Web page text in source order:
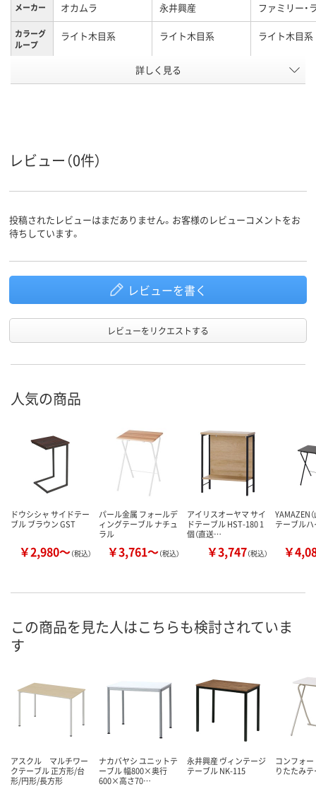
メーカー オカムラ 永井興産 ファミリー・
カラーグ
ループ
ライト木目系 ライト木目系 ライト木目系
11.3kg
詳しく見る
レビュー（0件）
投稿されたレビューはまだありません。お客様のレビューコメントをお
待ちしています。
レビューを書く
レビューをリクエストする
人気の商品
ドウシシャ サイドテー
ブル ブラウン GST
￥2,980～（税込）
パール金属 フォールデ
ィングテーブル ナチュ
ラル
￥3,761～（税込）
アイリスオーヤマ サイ
ドテーブル HST-180 1
個（直送…
￥3,747（税込）
YAMAZEN
テーブルハ
￥
この商品を見た人はこちらも検討されていま
す
アスクル マルチワー
クテーブル 正方形/台
形/円形/長方形
ナカバヤシ ユニットテ
ーブル 幅800×奥行
600×高さ70…
永井興産 ヴィンテージ
テーブル NK-115
コンフォ
りたたみ